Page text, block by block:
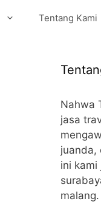
Tentang Kami
Nahwa
jasa
juanda,
ini kami